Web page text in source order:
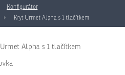
Konfigurátor
Kryt Urmet Alpha s 1 tlačítkem
Alpha s 1 tlačítkem